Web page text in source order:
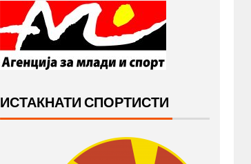
ИСТАКНАТИ СПОРТИСТИ